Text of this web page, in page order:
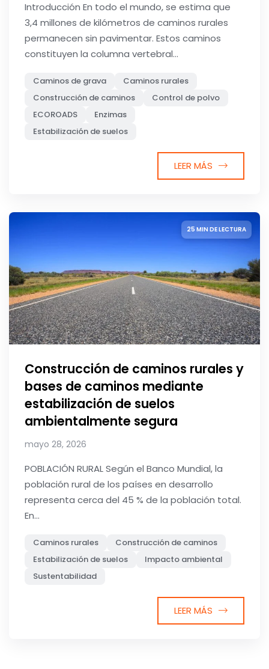
Introducción En todo el mundo, se estima que
3,4 millones de kilómetros de caminos rurales
permanecen sin pavimentar. Estos caminos
constituyen la columna vertebral...
Caminos de grava
Caminos rurales
Construcción de caminos
Control de polvo
ECOROADS
Enzimas
Estabilización de suelos
LEER MÁS
25 MIN DE LECTURA
Construcción de caminos rurales y
bases de caminos mediante
estabilización de suelos
ambientalmente segura
mayo 28, 2026
POBLACIÓN RURAL Según el Banco Mundial, la
población rural de los países en desarrollo
representa cerca del 45 % de la población total.
En...
Caminos rurales
Construcción de caminos
Estabilización de suelos
Impacto ambiental
Sustentabilidad
LEER MÁS